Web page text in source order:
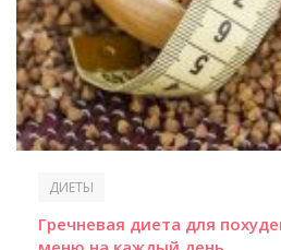
ДИЕТЫ
Гречневая диета для